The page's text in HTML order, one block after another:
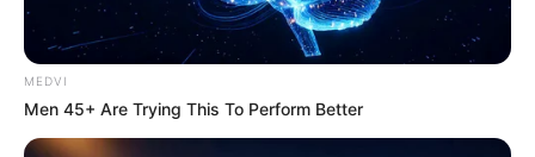
Did They Lie To Us In This Movie?
BRAINBERRIES
MEDVI
Men 45+ Are Trying This To Perform Better